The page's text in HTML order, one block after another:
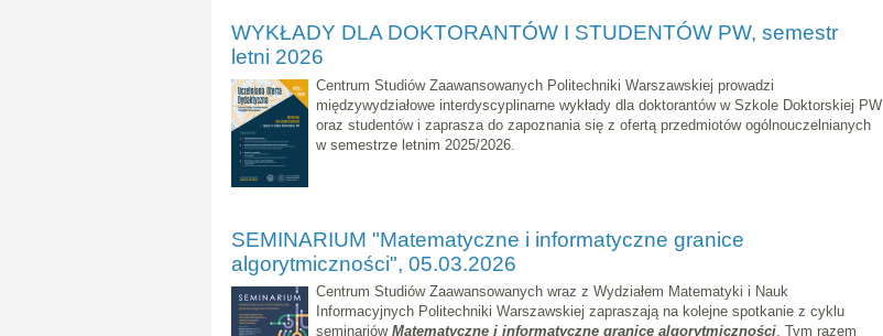
WYKŁADY DLA DOKTORANTÓW I STUDENTÓW PW, semestr
letni 2026
Centrum Studiów Zaawansowanych Politechniki Warszawskiej prowadzi
międzywydziałowe interdyscyplinarne wykłady dla doktorantów w Szkole Doktorskiej PW
oraz studentów i zaprasza do zapoznania się z ofertą przedmiotów ogólnouczelnianych
w semestrze letnim 2025/2026.
SEMINARIUM "Matematyczne i informatyczne granice
algorytmiczności", 05.03.2026
Centrum Studiów Zaawansowanych wraz z Wydziałem Matematyki i Nauk
Informacyjnych Politechniki Warszawskiej zapraszają na kolejne spotkanie z cyklu
seminariów Matematyczne i informatyczne granice algorytmiczności. Tym razem